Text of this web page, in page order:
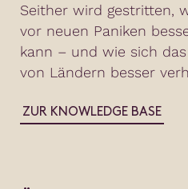
Seither wird gestritten,
vor neuen Paniken
kann – und wie sich
von Ländern besser
ZUR KNOWLEDGE BASE